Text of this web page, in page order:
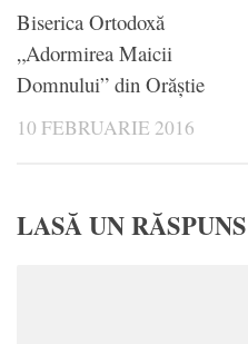
Biserica Ortodoxă
„Adormirea Maicii
Domnului” din Orăştie
10 FEBRUARIE 2016
LASĂ UN RĂSPUNS